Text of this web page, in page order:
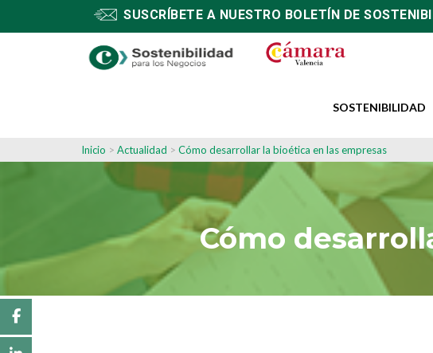
SUSCRÍBETE A NUESTRO BOLETÍN DE
SOSTENIBILIDAD
Inicio > Actualidad > Cómo desarrollar la bioética en las empresas
Cómo